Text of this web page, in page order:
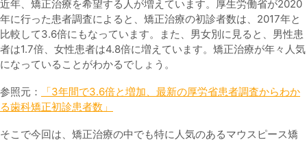
近年、矯正治療を希望する人が増えています。厚生労働省が2020
年に行った患者調査によると、矯正治療の初診者数は、2017年と
比較して3.6倍にもなっています。また、男女別に見ると、男性患
者は1.7倍、女性患者は4.8倍に増えています。矯正治療が年々人気
になっていることがわかるでしょう。
参照元：
「3年間で3.6倍と増加、最新の厚労省患者調査からわか
る歯科矯正初診患者数」
そこで今回は、矯正治療の中でも特に人気のあるマウスピース矯